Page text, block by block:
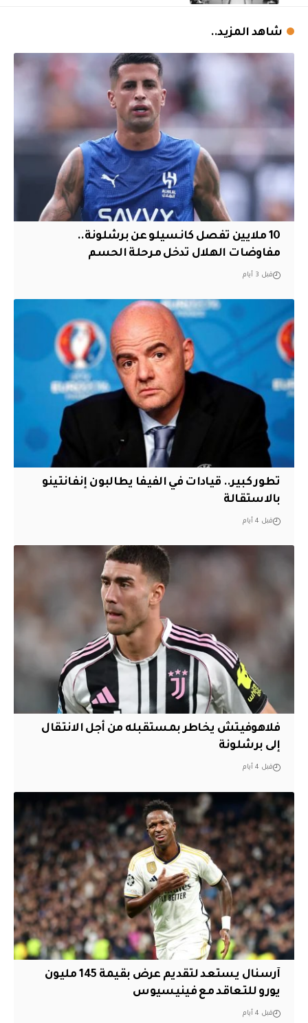
شاهد المزيد..
10 ملايين تفصل كانسيلو عن برشلونة..
مفاوضات الهلال تدخل مرحلة الحسم
قبل 3 أيام
تطور كبير.. قيادات في الفيفا يطالبون إنفانتينو
بالاستقالة
قبل 4 أيام
فلاهوفيتش يخاطر بمستقبله من أجل الانتقال
إلى برشلونة
قبل 4 أيام
آرسنال يستعد لتقديم عرض بقيمة 145 مليون
يورو للتعاقد مع فينيسيوس
قبل 4 أيام